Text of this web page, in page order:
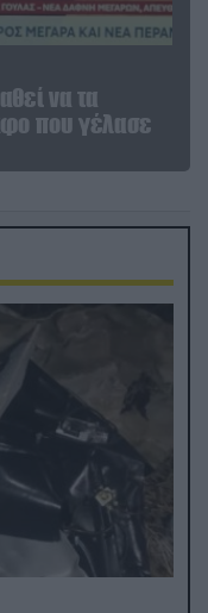
να τα
που γέλασε